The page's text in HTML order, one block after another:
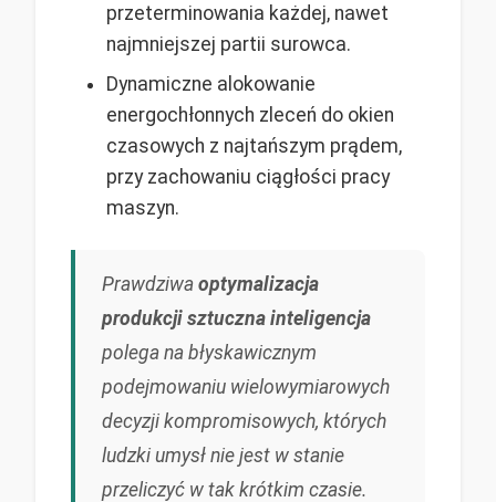
przeterminowania każdej, nawet
najmniejszej partii surowca.
Dynamiczne alokowanie
energochłonnych zleceń do okien
czasowych z najtańszym prądem,
przy zachowaniu ciągłości pracy
maszyn.
Prawdziwa optymalizacja
produkcji sztuczna inteligencja
polega na błyskawicznym
podejmowaniu wielowymiarowych
decyzji kompromisowych, których
ludzki umysł nie jest w stanie
przeliczyć w tak krótkim czasie.